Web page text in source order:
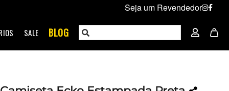
Seja um Revendedor
SALE BLOG